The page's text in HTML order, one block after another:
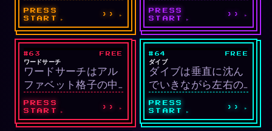
ットフォームの上に
自動ジャンプし、無
限に上昇する垂直プ
ラットフォーマーで
す。スプリング⌒で
大ジャンプ、ジェッ
トパック↟で一時上
昇、落ちるとゲーム
オーバーです。
PRESS
START
››
ズルです。箱は押す
ことしかできず引け
ないので慎重な経路
設計が必要で、8つの
レベルが徐々に難し
くなっていきます。
PRESS
START
››
ワードパズル LIVE
#63 FREE
ワードサーチ
ワードサーチはアル
ファベット格子の中
に8方向で隠された単
語をドラッグで見つ
ける単語パズルで
PRESS
START
››
アーケード/回避 LIVE
#64 FREE
ダイブ
ダイブは垂直に沈ん
でいきながら左右の
岩の障害物を避ける
無限スクロールゲー
ムです。金の泡を集
PRESS
START
››